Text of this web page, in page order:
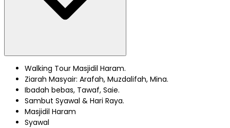
Walking Tour Masjidil Haram.
Ziarah Masyair: Arafah, Muzdalifah, Mina.
Ibadah bebas, Tawaf, Saie.
Sambut Syawal & Hari Raya.
Masjidil Haram
Syawal